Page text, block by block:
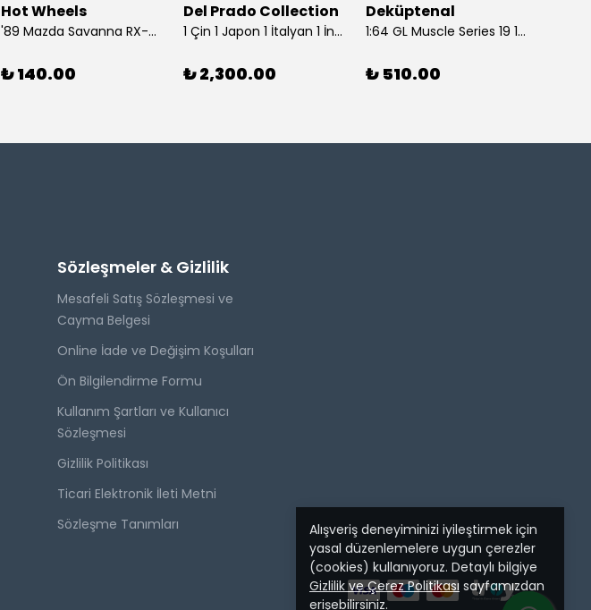
Alışveriş deneyiminizi iyileştirmek için
yasal düzenlemelere uygun çerezler
(cookies) kullanıyoruz. Detaylı bilgiye
Gizlilik ve Çerez Politikası sayfamızdan
erişebilirsiniz.
Hot Wheels
'89 Mazda Savanna RX-7 FC3S / Hot Wheels
₺ 140.00
Del Prado Collection
1 Çin 1 Japon 1 İtalyan 1 İngiliz Askeri (Del Prado Collection)
₺ 2,300.00
Deküptenal
1:64 GL Muscle Series 19 1968 Ford Mustang GT Madagascar Orange Diecast Model Araba
₺ 510.00
Sözleşmeler & Gizlilik
Mesafeli Satış Sözleşmesi ve
Cayma Belgesi
Online İade ve Değişim Koşulları
Ön Bilgilendirme Formu
Kullanım Şartları ve Kullanıcı
Sözleşmesi
Gizlilik Politikası
Ticari Elektronik İleti Metni
Sözleşme Tanımları